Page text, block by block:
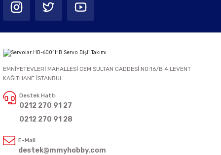
EMNİYETEVLERİ MAHALLESİ CEM SULTAN CADDESİ NO:16/B 4.LEVENT
KAĞITHANE İSTANBUL
Destek Hattı
0212 270 91 27
0212 270 91 28
E-Mail
destek@mmyhobby.com